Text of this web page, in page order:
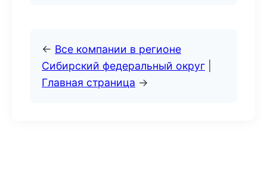
← Все компании в регионе
Сибирский федеральный округ
Главная страница →